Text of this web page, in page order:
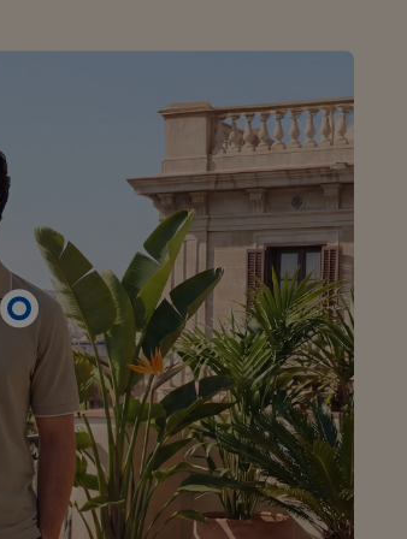
Koffers & reisaccessoires